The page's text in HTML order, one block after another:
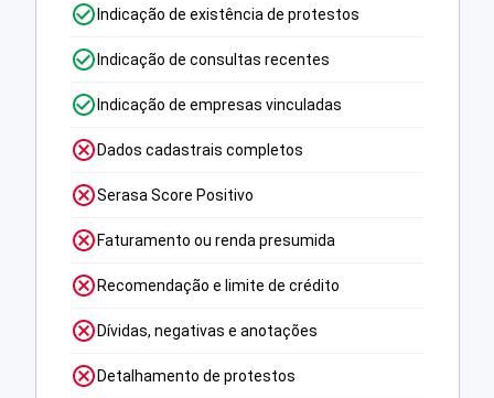
Indicação de existência de protestos
Indicação de consultas recentes
Indicação de empresas vinculadas
Dados cadastrais completos
Serasa Score Positivo
Faturamento ou renda presumida
Recomendação e limite de crédito
Dívidas, negativas e anotações
Detalhamento de protestos